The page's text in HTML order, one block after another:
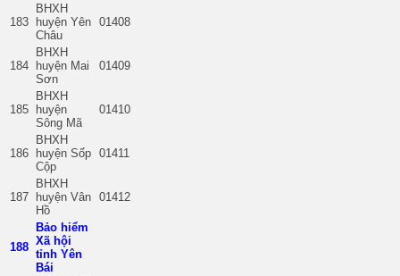
183
BHXH
huyện Yên
Châu
01408
184
BHXH
huyện Mai
Sơn
01409
185
BHXH
huyện
Sông Mã
01410
186
BHXH
huyện Sốp
Cộp
01411
187
BHXH
huyện Vân
Hồ
01412
188
Bảo hiểm
Xã hội
tỉnh Yên
Bái